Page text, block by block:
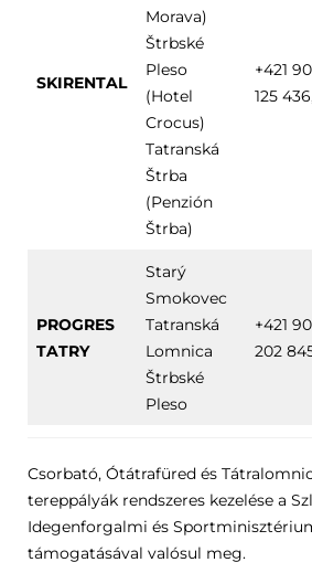
SKIRENTAL
Morava)
Štrbské
Pleso
(Hotel
Crocus)
Tatranská
Štrba
(Penzión
Štrba)
+421
125
PROGRES
TATRY
Starý
Smokovec
Tatranská
Lomnica
Štrbské
Pleso
+421
202
Csorbató, Ótátrafüred és
tereppályák rendszeres kezelése a
Idegenforgalmi és
támogatásával valósul meg.